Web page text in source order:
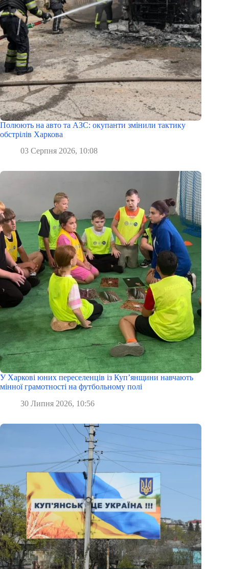
Полюють на авто та АЗС: окупанти змінили тактику
обстрілів Харкова
03 Серпня 2026, 10:08
У Харкові юних переселенців із Куп’янщини навчають
мінної грамотності на футбольному полі
30 Липня 2026, 10:56